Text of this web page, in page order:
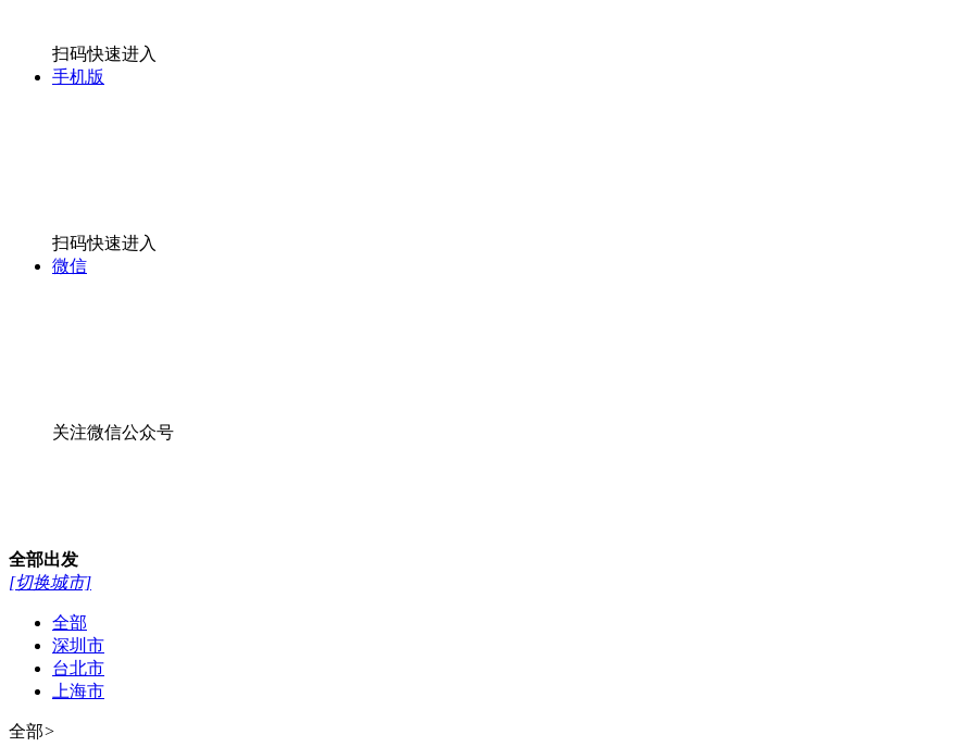
扫码快速进入
手机版
扫码快速进入
微信
关注微信公众号
全部出发
[切换城市]
全部
深圳市
台北市
上海市
全部>